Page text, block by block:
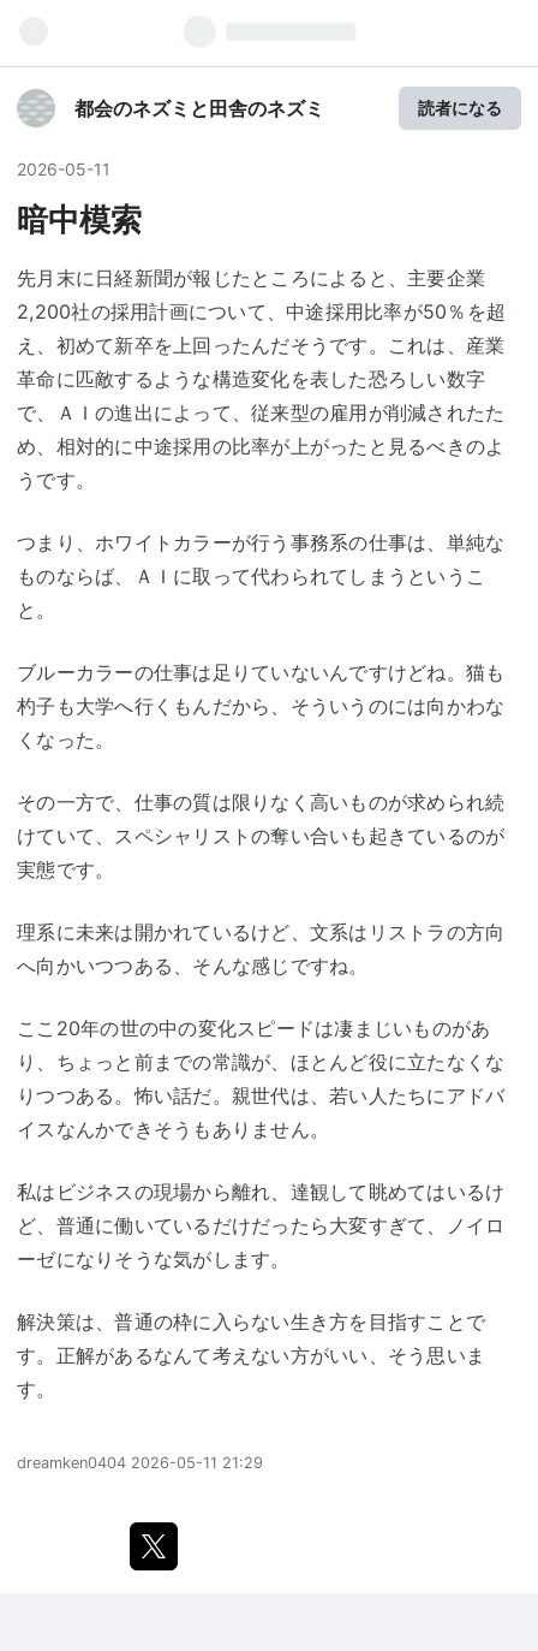
都会のネズミと田舎のネズミ 読者になる
2026-05-11
暗中模索
先月末に日経新聞が報じたところによると、主要企業
2,200社の採用計画について、中途採用比率が50％を超
え、初めて新卒を上回ったんだそうです。これは、産業
革命に匹敵するような構造変化を表した恐ろしい数字
で、ＡＩの進出によって、従来型の雇用が削減されたた
め、相対的に中途採用の比率が上がったと見るべきのよ
うです。
つまり、ホワイトカラーが行う事務系の仕事は、単純な
ものならば、ＡＩに取って代わられてしまうというこ
と。
ブルーカラーの仕事は足りていないんですけどね。猫も
杓子も大学へ行くもんだから、そういうのには向かわな
くなった。
その一方で、仕事の質は限りなく高いものが求められ続
けていて、スペシャリストの奪い合いも起きているのが
実態です。
理系に未来は開かれているけど、文系はリストラの方向
へ向かいつつある、そんな感じですね。
ここ20年の世の中の変化スピードは凄まじいものがあ
り、ちょっと前までの常識が、ほとんど役に立たなくな
りつつある。怖い話だ。親世代は、若い人たちにアドバ
イスなんかできそうもありません。
私はビジネスの現場から離れ、達観して眺めてはいるけ
ど、普通に働いているだけだったら大変すぎて、ノイロ
ーゼになりそうな気がします。
解決策は、普通の枠に入らない生き方を目指すことで
す。正解があるなんて考えない方がいい、そう思いま
す。
dreamken0404 2026-05-11 21:29